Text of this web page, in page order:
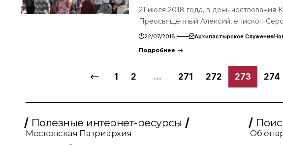
21 июля 2018 года, в день
Преосвященный Алексий, епископ
22/07/2018 Архипастырское Служение
Подробнее
1 2 … 271 272 273 274
Полезные интернет-ресурсы
Московская Патриархия
Об